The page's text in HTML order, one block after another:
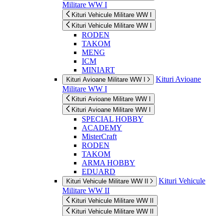
Militare WW I
Kituri Vehicule Militare WW I
Kituri Vehicule Militare WW I
RODEN
TAKOM
MENG
ICM
MINIART
Kituri Avioane Militare WW I
Kituri Avioane
Militare WW I
Kituri Avioane Militare WW I
Kituri Avioane Militare WW I
SPECIAL HOBBY
ACADEMY
MisterCraft
RODEN
TAKOM
ARMA HOBBY
EDUARD
Kituri Vehicule Militare WW II
Kituri Vehicule
Militare WW II
Kituri Vehicule Militare WW II
Kituri Vehicule Militare WW II